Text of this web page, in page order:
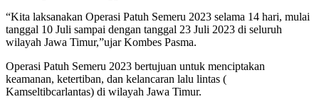
“Kita laksanakan Operasi Patuh Semeru 2023 selama 14 hari, mulai
tanggal 10 Juli sampai dengan tanggal 23 Juli 2023 di seluruh
wilayah Jawa Timur,”ujar Kombes Pasma.
Operasi Patuh Semeru 2023 bertujuan untuk menciptakan
keamanan, ketertiban, dan kelancaran lalu lintas (
Kamseltibcarlantas) di wilayah Jawa Timur.